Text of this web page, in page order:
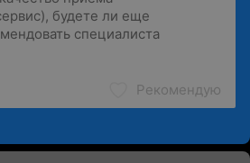
Рекомендую